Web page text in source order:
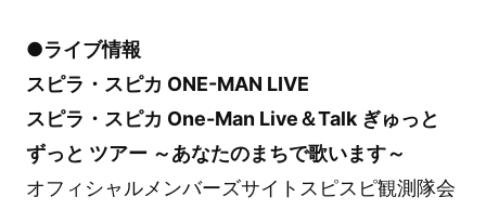
●ライブ情報
スピラ・スピカ ONE-MAN LIVE
スピラ・スピカ One-Man Live＆Talk ぎゅっと
ずっと ツアー ～あなたのまちで歌います～
オフィシャルメンバーズサイトスピスピ観測隊会